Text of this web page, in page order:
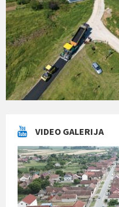
VIDEO GALERIJA